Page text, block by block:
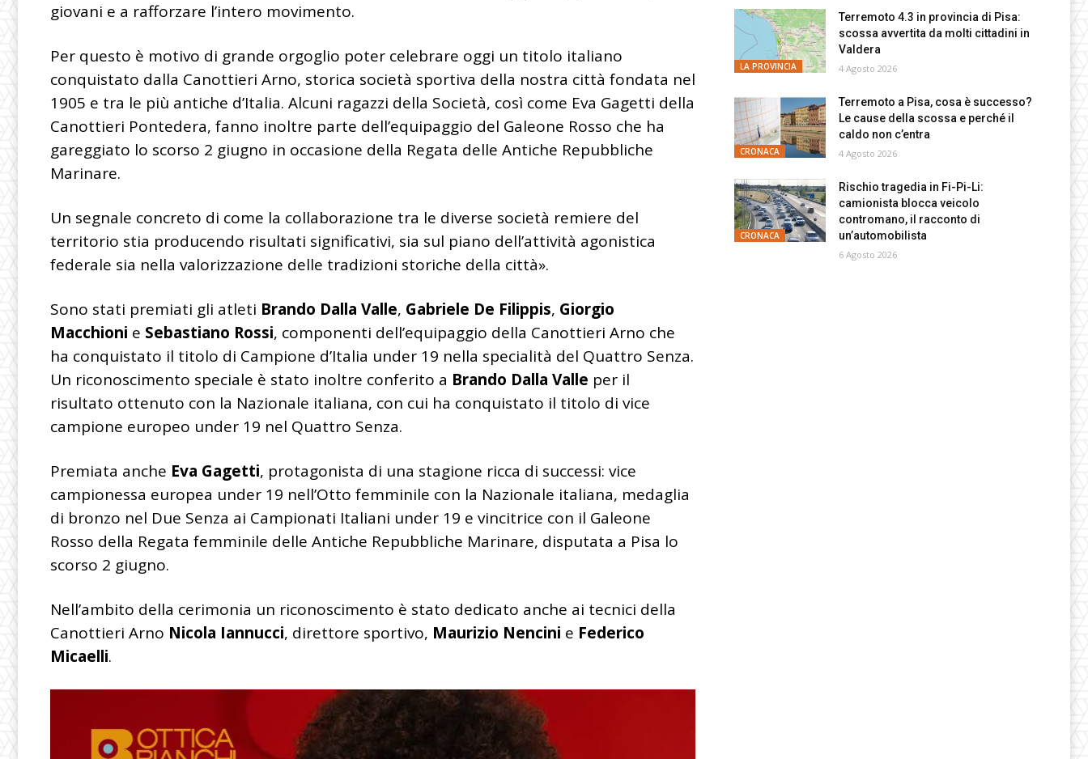
giovani e a rafforzare l’intero movimento.
Per questo è motivo di grande orgoglio poter celebrare oggi un titolo italiano
conquistato dalla Canottieri Arno, storica società sportiva della nostra città fondata nel
1905 e tra le più antiche d’Italia. Alcuni ragazzi della Società, così come Eva Gagetti della
Canottieri Pontedera, fanno inoltre parte dell’equipaggio del Galeone Rosso che ha
gareggiato lo scorso 2 giugno in occasione della Regata delle Antiche Repubbliche
Marinare.
Un segnale concreto di come la collaborazione tra le diverse società remiere del
territorio stia producendo risultati significativi, sia sul piano dell’attività agonistica
federale sia nella valorizzazione delle tradizioni storiche della città».
Sono stati premiati gli atleti Brando Dalla Valle, Gabriele De Filippis, Giorgio
Macchioni e Sebastiano Rossi, componenti dell’equipaggio della Canottieri Arno che
ha conquistato il titolo di Campione d’Italia under 19 nella specialità del Quattro Senza.
Un riconoscimento speciale è stato inoltre conferito a Brando Dalla Valle per il
risultato ottenuto con la Nazionale italiana, con cui ha conquistato il titolo di vice
campione europeo under 19 nel Quattro Senza.
Premiata anche Eva Gagetti, protagonista di una stagione ricca di successi: vice
campionessa europea under 19 nell’Otto femminile con la Nazionale italiana, medaglia
di bronzo nel Due Senza ai Campionati Italiani under 19 e vincitrice con il Galeone
Rosso della Regata femminile delle Antiche Repubbliche Marinare, disputata a Pisa lo
scorso 2 giugno.
Nell’ambito della cerimonia un riconoscimento è stato dedicato anche ai tecnici della
Canottieri Arno Nicola Iannucci, direttore sportivo, Maurizio Nencini e Federico
Micaelli.
LA PROVINCIA
Terremoto 4.3 in provincia di Pisa:
scossa avvertita da molti cittadini in
Valdera
4 Agosto 2026
CRONACA
Terremoto a Pisa, cosa è successo?
Le cause della scossa e perché il
caldo non c’entra
4 Agosto 2026
CRONACA
Rischio tragedia in Fi-Pi-Li:
camionista blocca veicolo
contromano, il racconto di
un’automobilista
6 Agosto 2026